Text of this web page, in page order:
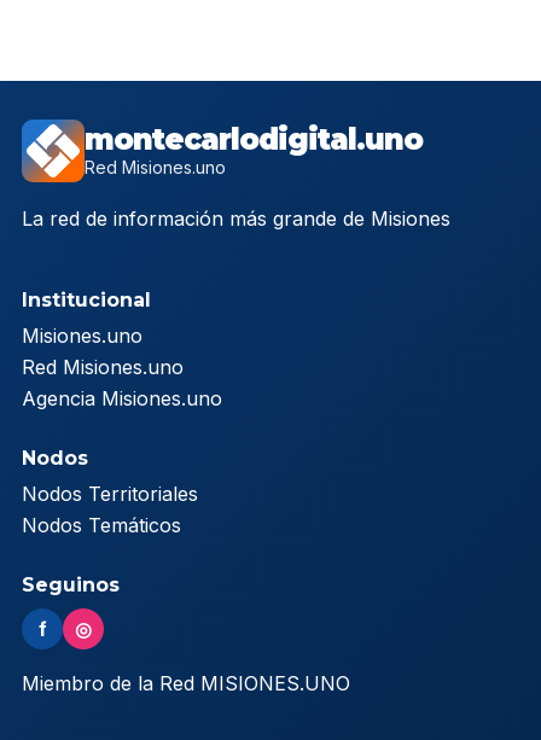
montecarlodigital.uno
Red Misiones.uno
La red de información más grande de Misiones
Institucional
Misiones.uno
Red Misiones.uno
Agencia Misiones.uno
Nodos
Nodos Territoriales
Nodos Temáticos
Seguinos
f ◎
Miembro de la Red MISIONES.UNO